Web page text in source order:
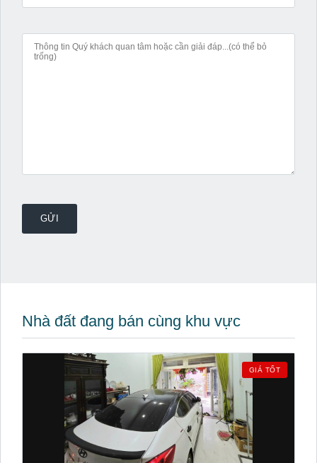
Nhà đất đang bán cùng khu vực
GIÁ TỐT